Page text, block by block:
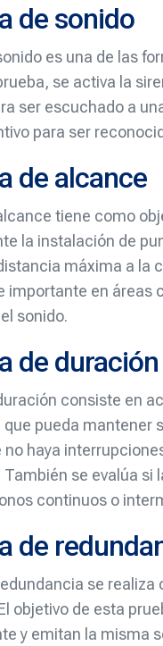
de sonido
es una de las
se activa la
ser escuchado a
para ser
de alcance
tiene como
la instalación de
máxima a la
importante en áreas
sonido.
de duración
consiste en
que pueda mantener
no haya
se evalúa
continuos o
de
se
objetivo de esta
y emitan la misma